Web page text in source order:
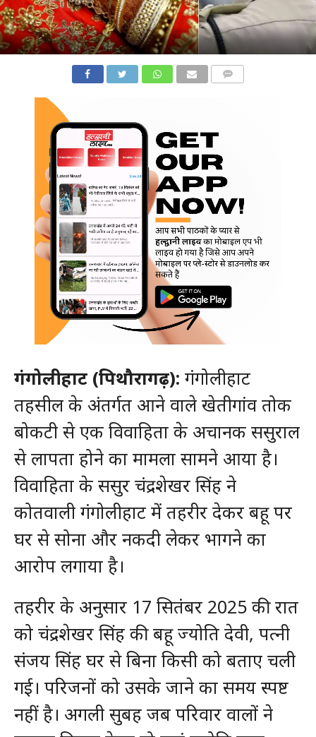
गंगोलीहाट (पिथौरागढ़): गंगोलीहाट
तहसील के अंतर्गत आने वाले खेतीगांव तोक
बोकटी से एक विवाहिता के अचानक ससुराल
से लापता होने का मामला सामने आया है।
विवाहिता के ससुर चंद्रशेखर सिंह ने
कोतवाली गंगोलीहाट में तहरीर देकर बहू पर
घर से सोना और नकदी लेकर भागने का
आरोप लगाया है।
तहरीर के अनुसार 17 सितंबर 2025 की रात
को चंद्रशेखर सिंह की बहू ज्योति देवी, पत्नी
संजय सिंह घर से बिना किसी को बताए चली
गई। परिजनों को उसके जाने का समय स्पष्ट
नहीं है। अगली सुबह जब परिवार वालों ने